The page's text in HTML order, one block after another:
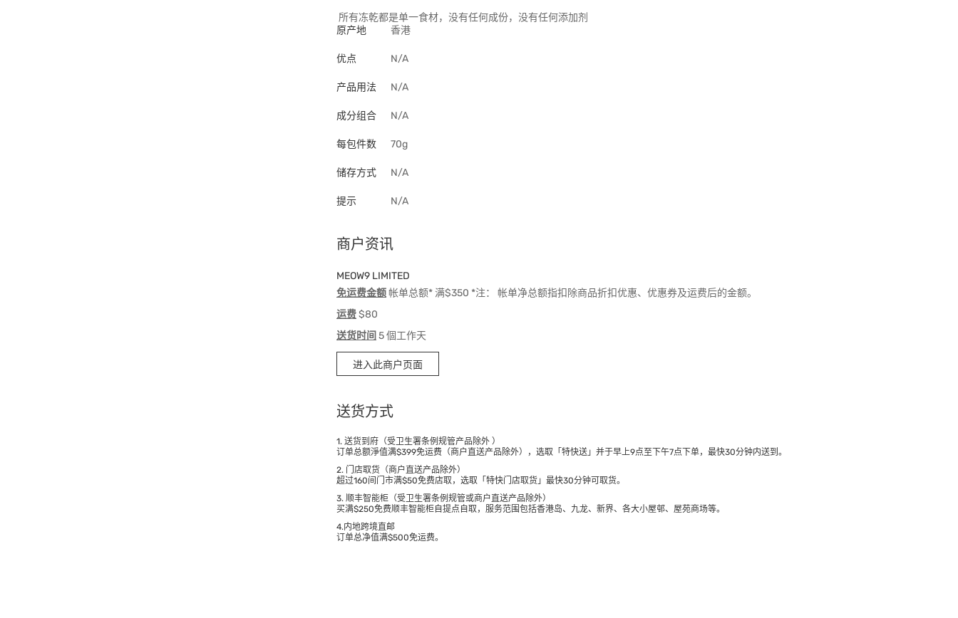
所有冻乾都是单一食材，没有任何成份，没有任何添加剂
原产地
香港
优点 N/A
产品用法 N/A
成分组合 N/A
每包件数 70g
储存方式 N/A
提示 N/A
商户资讯
MEOW9 LIMITED
免运费金额帐单总额* 满$350 *注： 帐单净总额指扣除商品折扣优惠、优惠券及运费后的金额。
运费$80
送货时间 5 個工作天
进入此商户页面
送货方式
1. 送货到府（受卫生署条例规管产品除外 ）
订单总额淨值满$399免运费（商户直送产品除外），选取「特快送」并于早上9点至下午7点下单，最快30分钟内送到​。
2. 门店取货（商户直送产品除外）
超过160间门市满$50免费店取，选取「特快门店取货」最快30分钟可取货。
3. 顺丰智能柜（受卫生署条例规管或商户直送产品除外）
买满$250免费顺丰智能柜自提点自取，服务范围包括香港岛、九龙、新界、各大小屋邨、屋苑商场等。
4.内地跨境直邮
订单总净值满$500免运费。